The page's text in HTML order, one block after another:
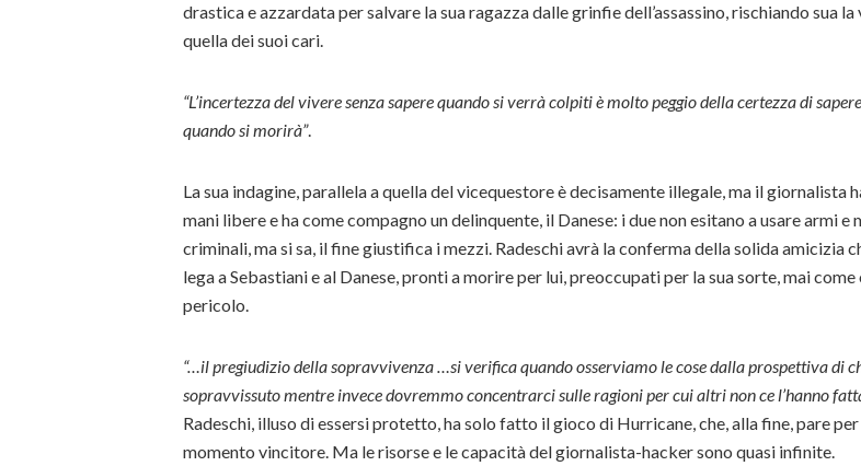
drastica e azzardata per salvare la sua ragazza dalle grinfie dell’assassino, rischiando sua la
quella dei suoi cari.
“L’incertezza del vivere senza sapere quando si verrà colpiti è molto peggio della certezza di sapere
quando si morirà”.
La sua indagine, parallela a quella del vicequestore è decisamente illegale, ma il giornalista
mani libere e ha come compagno un delinquente, il Danese: i due non esitano a usare armi e
criminali, ma si sa, il fine giustifica i mezzi. Radeschi avrà la conferma della solida amicizia
lega a Sebastiani e al Danese, pronti a morire per lui, preoccupati per la sua sorte, mai come
pericolo.
“…il pregiudizio della sopravvivenza …si verifica quando osserviamo le cose dalla prospettiva di
sopravvissuto mentre invece dovremmo concentrarci sulle ragioni per cui altri non ce l’hanno
Radeschi, illuso di essersi protetto, ha solo fatto il gioco di Hurricane, che, alla fine, pare per
momento vincitore. Ma le risorse e le capacità del giornalista-hacker sono quasi infinite.